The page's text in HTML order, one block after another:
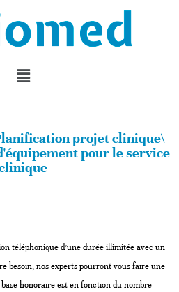
projet clinique\
pour le service
téléphonique d’une durée illimitée avec un
besoin, nos experts pourront vous faire une
honoraire est en fonction du nombre